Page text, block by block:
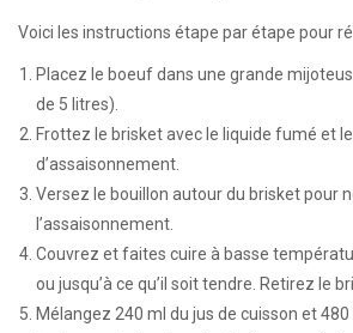
Voici les instructions étape par étape pour
Placez le boeuf dans une grande
de 5 litres).
Frottez le brisket avec le liquide fumé et
d’assaisonnement.
Versez le bouillon autour du brisket pour
l’assaisonnement.
Couvrez et faites cuire à basse
ou jusqu’à ce qu’il soit tendre. Retirez le
Mélangez 240 ml du jus de cuisson et